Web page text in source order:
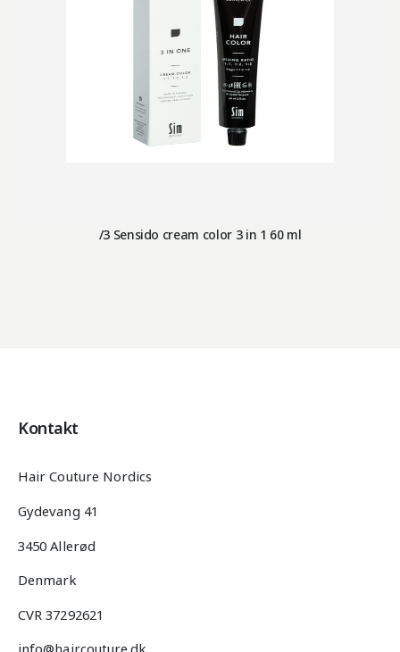
/3 Sensido cream color 3 in 1 60 ml
Kontakt
Hair Couture Nordics
Gydevang 41
3450 Allerød
Denmark
CVR 37292621